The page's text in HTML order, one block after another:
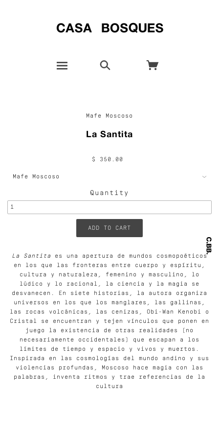
Mafe Moscoso
La Santita
$ 350.00
Quantity
La Santita es una apertura de mundos cosmopoéticos
en los que las fronteras entre cuerpo y espíritu,
cultura y naturaleza, femenino y masculino, lo
lúdico y lo racional, la ciencia y la magia se
desvanecen. En siete historias, la autora organiza
universos en los que los manglares, las gallinas,
las rocas volcánicas, las cenizas, Obi-Wan Kenobi o
Cristal se encuentran y tejen vínculos que ponen en
juego la existencia de otras realidades (no
necesariamente occidentales) que escapan a los
límites de tiempo y espacio y vivos y muertos.
Inspirada en las cosmologías del mundo andino y sus
violencias profundas, Moscoso hace magia con las
palabras, inventa ritmos y trae referencias de la
cultura